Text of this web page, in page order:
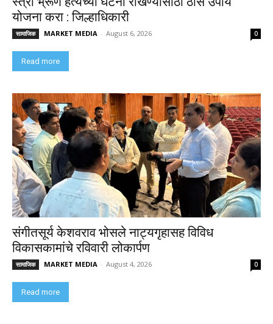
योजना करा : जिल्हाधिकारी
सामाजिक MARKET MEDIA - August 6, 2026 0
Read more
संगीतसूर्य केशवराव भोसले नाट्यगृहासह विविध
विकासकामांचे रविवारी लोकार्पण
सामाजिक MARKET MEDIA - August 4, 2026 0
Read more